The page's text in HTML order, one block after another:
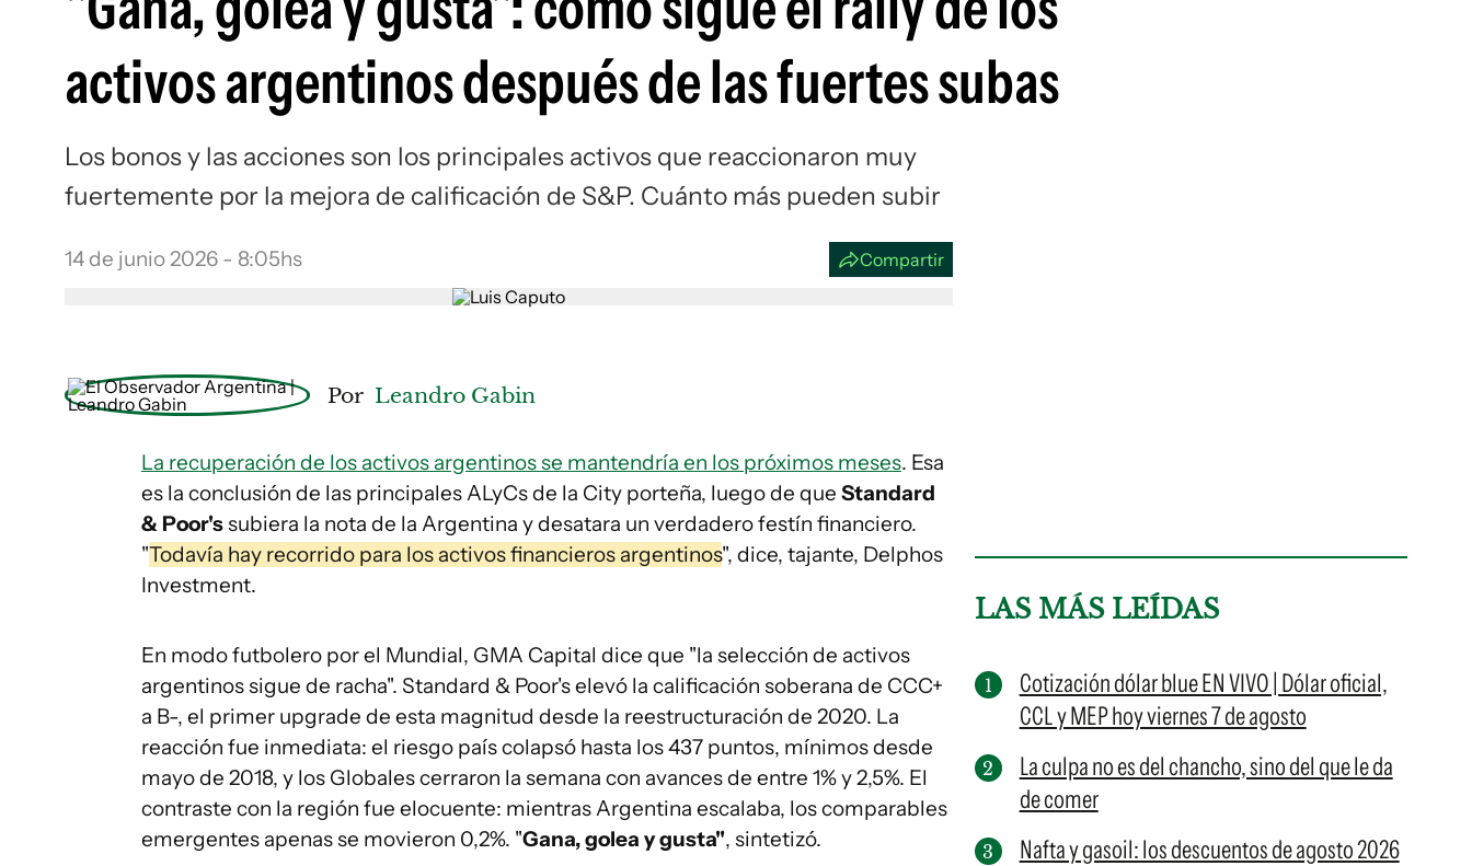
Siguenos en:
activos argentinos después de las fuertes subas
Los bonos y las acciones son los principales activos que reaccionaron muy
fuertemente por la mejora de calificación de S&P. Cuánto más pueden subir
14 de junio 2026 - 8:05hs Compartir
Por Leandro Gabin
La recuperación de los activos argentinos se mantendría en los próximos meses. Esa
es la conclusión de las principales ALyCs de la City porteña, luego de que Standard
& Poor'ssubiera la nota de la Argentina y desatara un verdadero festín financiero.
"Todavía hay recorrido para los activos financieros argentinos", dice, tajante, Delphos
Investment.
En modo futbolero por el Mundial, GMA Capital dice que "la selección de activos
argentinos sigue de racha". Standard & Poor's elevó la calificación soberana de CCC+
a B-, el primer upgrade de esta magnitud desde la reestructuración de 2020. La
reacción fue inmediata: el riesgo país colapsó hasta los 437 puntos, mínimos desde
mayo de 2018, y los Globales cerraron la semana con avances de entre 1% y 2,5%. El
contraste con la región fue elocuente: mientras Argentina escalaba, los comparables
emergentes apenas se movieron 0,2%. "Gana, golea y gusta", sintetizó.
LAS MÁS LEÍDAS
Cotización dólar blue EN VIVO | Dólar oficial,
CCL y MEP hoy viernes 7 de agosto
La culpa no es del chancho, sino del que le da
de comer
Nafta y gasoil: los descuentos de agosto 2026